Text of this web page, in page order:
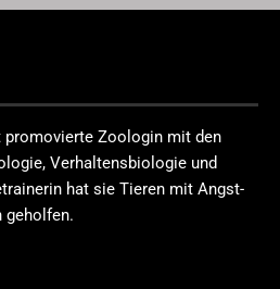
promovierte Zoologin mit den
Verhaltensbiologie und
hat sie Tieren mit Angst-
geholfen.